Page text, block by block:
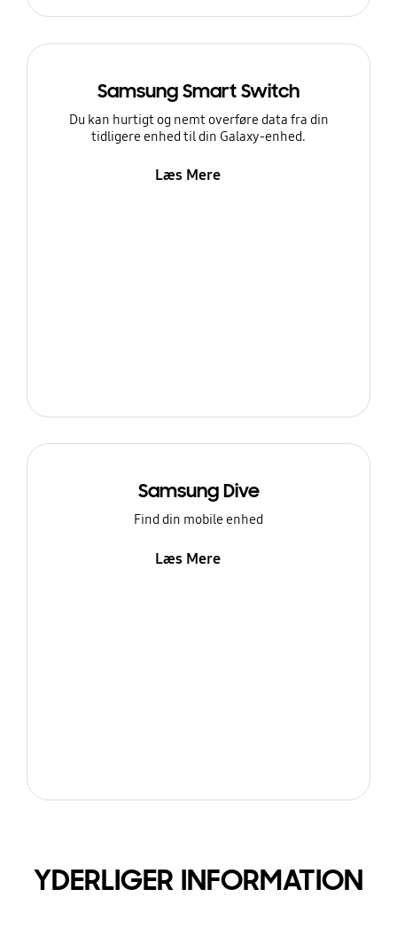
Samsung Smart Switch
Du kan hurtigt og nemt overføre data fra din
tidligere enhed til din Galaxy-enhed.
Læs Mere
Samsung Dive
Find din mobile enhed
Læs Mere
YDERLIGER INFORMATION